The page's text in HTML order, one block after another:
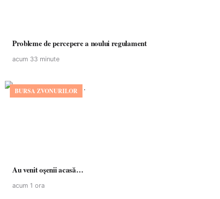
Probleme de percepere a noului regulament
acum 33 minute
BURSA ZVONURILOR
Au venit oșenii acasă…
acum 1 ora